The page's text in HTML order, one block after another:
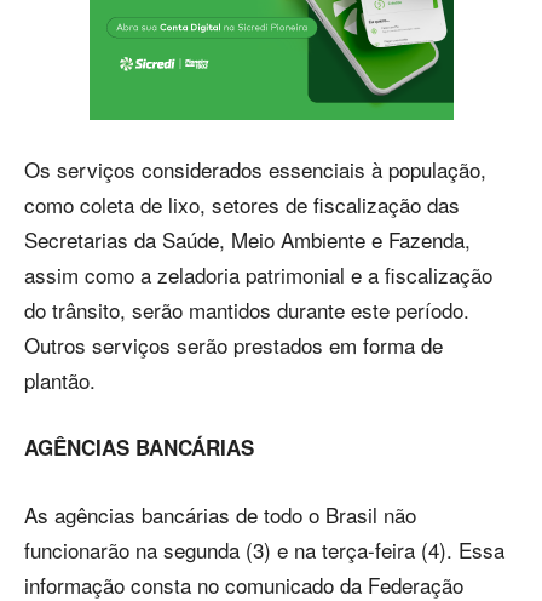
Os serviços considerados essenciais à população,
como coleta de lixo, setores de fiscalização das
Secretarias da Saúde, Meio Ambiente e Fazenda,
assim como a zeladoria patrimonial e a fiscalização
do trânsito, serão mantidos durante este período.
Outros serviços serão prestados em forma de
plantão.
AGÊNCIAS BANCÁRIAS
As agências bancárias de todo o Brasil não
funcionarão na segunda (3) e na terça-feira (4). Essa
informação consta no comunicado da Federação